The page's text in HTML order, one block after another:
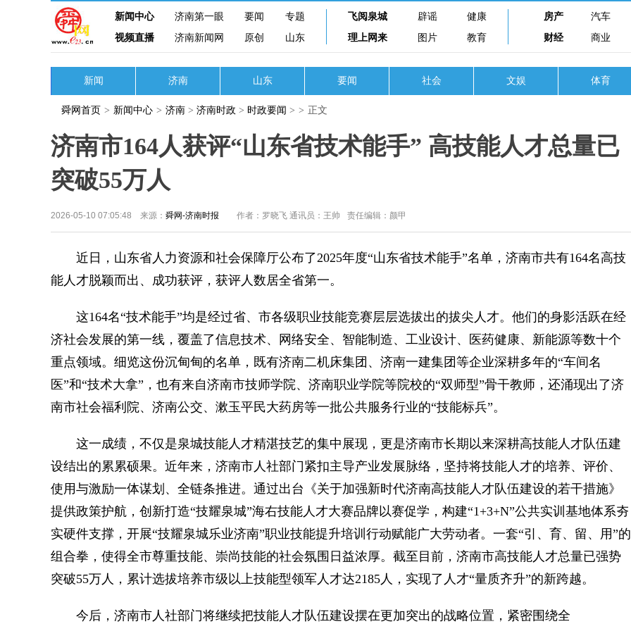
新闻中心 济南第一眼 要闻
专题
视频直播
济南新闻网 原创 山东
飞阅泉城 辟谣
健康
理上网来
图片 教育
房产 汽车
财经
商业
新闻 济南 山东 要闻 社会 文娱 体育
舜网首页 > 新闻中心 > 济南 > 济南时政 > 时政要闻 > > 正文
济南市164人获评“山东省技术能手” 高技能人才总量已
突破55万人
2026-05-10 07:05:48 来源： 舜网-济南时报 作者：罗晓飞 通讯员：王帅 责任编辑：颜甲
近日，山东省人力资源和社会保障厅公布了2025年度“山东省技术能手”名单，济南市共有164名高技
能人才脱颖而出、成功获评，获评人数居全省第一。
这164名“技术能手”均是经过省、市各级职业技能竞赛层层选拔出的拔尖人才。他们的身影活跃在经
济社会发展的第一线，覆盖了信息技术、网络安全、智能制造、工业设计、医药健康、新能源等数十个
重点领域。细览这份沉甸甸的名单，既有济南二机床集团、济南一建集团等企业深耕多年的“车间名
医”和“技术大拿”，也有来自济南市技师学院、济南职业学院等院校的“双师型”骨干教师，还涌现出了济
南市社会福利院、济南公交、漱玉平民大药房等一批公共服务行业的“技能标兵”。
这一成绩，不仅是泉城技能人才精湛技艺的集中展现，更是济南市长期以来深耕高技能人才队伍建
设结出的累累硕果。近年来，济南市人社部门紧扣主导产业发展脉络，坚持将技能人才的培养、评价、
使用与激励一体谋划、全链条推进。通过出台《关于加强新时代济南高技能人才队伍建设的若干措施》
提供政策护航，创新打造“技耀泉城”海右技能人才大赛品牌以赛促学，构建“1+3+N”公共实训基地体系夯
实硬件支撑，开展“技耀泉城乐业济南”职业技能提升培训行动赋能广大劳动者。一套“引、育、留、用”的
组合拳，使得全市尊重技能、崇尚技能的社会氛围日益浓厚。截至目前，济南市高技能人才总量已强势
突破55万人，累计选拔培养市级以上技能型领军人才达2185人，实现了人才“量质齐升”的新跨越。
今后，济南市人社部门将继续把技能人才队伍建设摆在更加突出的战略位置，紧密围绕全